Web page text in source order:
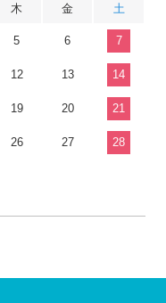
木 金 土
5 6 7
12 13 14
19 20 21
26 27 28